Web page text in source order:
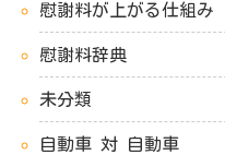
慰謝料が上がる仕組み
慰謝料辞典
未分類
自動車 対 自動車